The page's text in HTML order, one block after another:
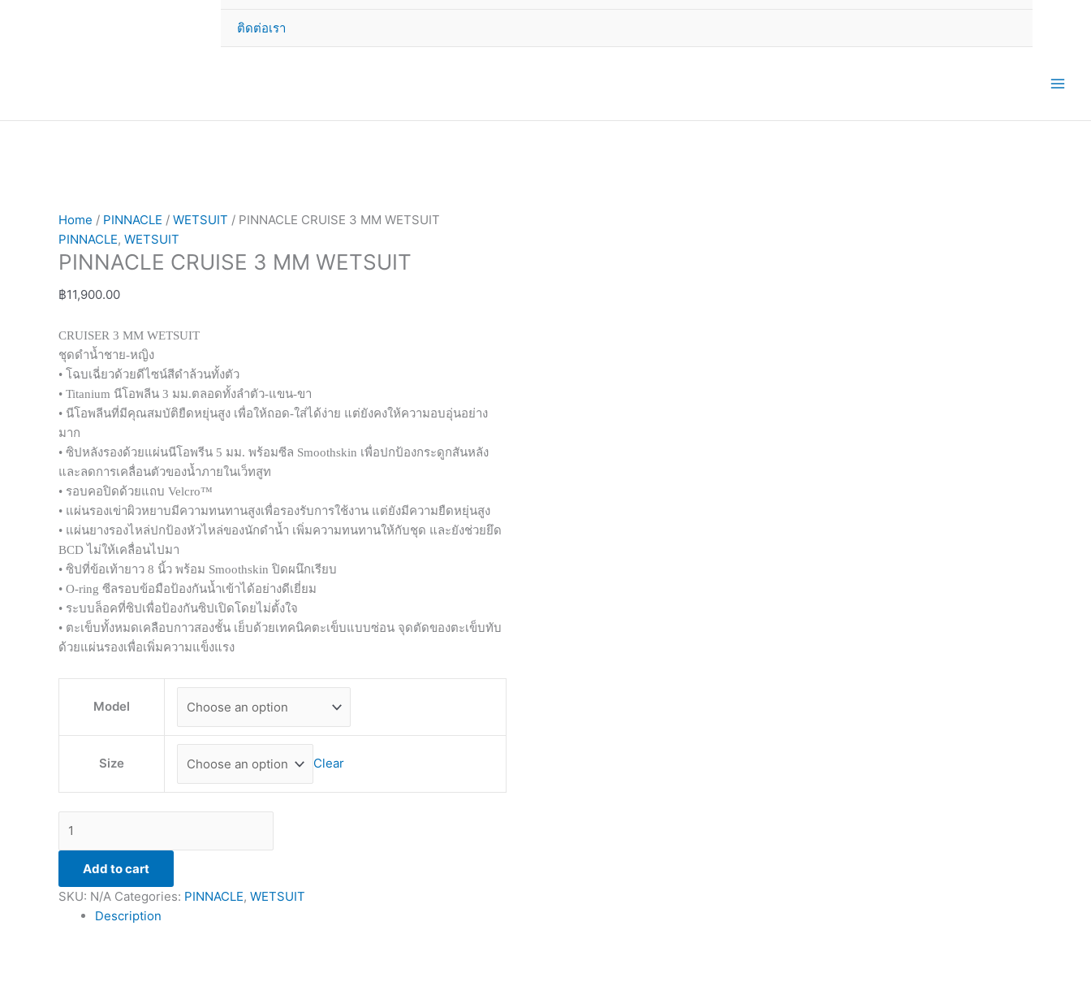
ติดต่อเรา
Home / PINNACLE / WETSUIT / PINNACLE CRUISE 3 MM WETSUIT
PINNACLE, WETSUIT
PINNACLE CRUISE 3 MM WETSUIT
฿11,900.00
CRUISER 3 MM WETSUIT
ชุดดำน้ำชาย-หญิง
• โฉบเฉี่ยวด้วยดีไซน์สีดำล้วนทั้งตัว
• Titanium นีโอพลีน 3 มม.ตลอดทั้งลำตัว-แขน-ขา
• นีโอพลีนที่มีคุณสมบัติยืดหยุ่นสูง เพื่อให้ถอด-ใส่ได้ง่าย แต่ยังคงให้ความอบอุ่นอย่าง
มาก
• ซิปหลังรองด้วยแผ่นนีโอพรีน 5 มม. พร้อมซีล Smoothskin เพื่อปกป้องกระดูกสันหลัง
และลดการเคลื่อนตัวของน้ำภายในเว็ทสูท
• รอบคอปิดด้วยแถบ Velcro™
• แผ่นรองเข่าผิวหยาบมีความทนทานสูงเพื่อรองรับการใช้งาน แต่ยังมีความยืดหยุ่นสูง
• แผ่นยางรองไหล่ปกป้องหัวไหล่ของนักดำน้ำ เพิ่มความทนทานให้กับชุด และยังช่วยยึด
BCD ไม่ให้เคลื่อนไปมา
• ซิปที่ข้อเท้ายาว 8 นิ้ว พร้อม Smoothskin ปิดผนึกเรียบ
• O-ring ซีลรอบข้อมือป้องกันน้ำเข้าได้อย่างดีเยี่ยม
• ระบบล็อคที่ซิปเพื่อป้องกันซิปเปิดโดยไม่ตั้งใจ
• ตะเข็บทั้งหมดเคลือบกาวสองชั้น เย็บด้วยเทคนิคตะเข็บแบบซ่อน จุดตัดของตะเข็บทับ
ด้วยแผ่นรองเพื่อเพิ่มความแข็งแรง
Model
Size Clear
Add to cart
SKU: N/A Categories: PINNACLE, WETSUIT
Description